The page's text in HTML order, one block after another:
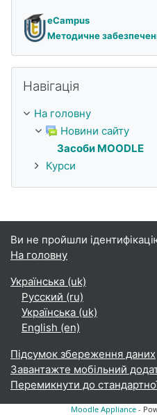
eCampus
Методичне
Навігація
На головну
Новини сайту
Засоби MOODLE
Курси
Ви не пройшли
На головну
Українська ‎(uk)‎
Русский ‎(ru)‎
Українська ‎(uk)‎
English ‎(en)‎
Підсумок збереження даних
Завантажте мобільний
Перемикнути до
Moodle Appliance-